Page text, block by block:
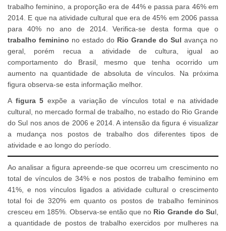
trabalho feminino, a proporção era de 44% e passa para 46% em
2014. E que na atividade cultural que era de 45% em 2006 passa
para 40% no ano de 2014. Verifica-se desta forma que o
trabalho feminino no estado do Rio Grande do Sul avança no
geral, porém recua a atividade de cultura, igual ao
comportamento do Brasil, mesmo que tenha ocorrido um
aumento na quantidade de absoluta de vínculos. Na próxima
figura observa-se esta informação melhor.
A figura 5 expõe a variação de vínculos total e na atividade
cultural, no mercado formal de trabalho, no estado do Rio Grande
do Sul nos anos de 2006 e 2014. A intensão da figura é visualizar
a mudança nos postos de trabalho dos diferentes tipos de
atividade e ao longo do período.
Ao analisar a figura apreende-se que ocorreu um crescimento no
total de vínculos de 34% e nos postos de trabalho feminino em
41%, e nos vínculos ligados a atividade cultural o crescimento
total foi de 320% em quanto os postos de trabalho femininos
cresceu em 185%. Observa-se então que no Rio Grande do Sul,
a quantidade de postos de trabalho exercidos por mulheres na